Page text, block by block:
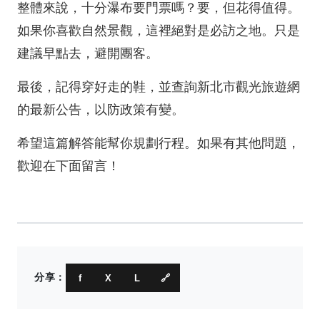
整體來說，十分瀑布要門票嗎？要，但花得值得。
如果你喜歡自然景觀，這裡絕對是必訪之地。只是
建議早點去，避開團客。
最後，記得穿好走的鞋，並查詢新北市觀光旅遊網
的最新公告，以防政策有變。
希望這篇解答能幫你規劃行程。如果有其他問題，
歡迎在下面留言！
分享： f X L 🔗